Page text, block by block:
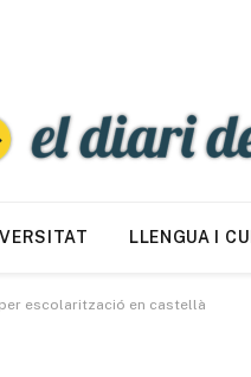
LLENGUA I
escolarització en castellà